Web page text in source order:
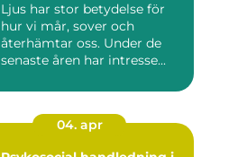
Ljus har stor betydelse för
hur vi mår, sover och
återhämtar oss. Under de
senaste åren har intresse...
04. apr